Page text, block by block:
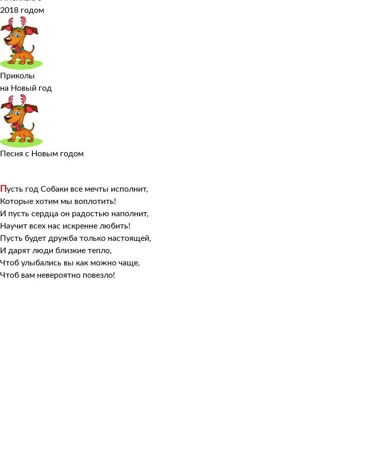
2018 годом
Приколы
на Новый год
Песня с Новым годом
Пусть год Собаки все мечты исполнит,
Которые хотим мы воплотить!
И пусть сердца он радостью наполнит,
Научит всех нас искренне любить!
Пусть будет дружба только настоящей,
И дарят люди близкие тепло,
Чтоб улыбались вы как можно чаще,
Чтоб вам невероятно повезло!